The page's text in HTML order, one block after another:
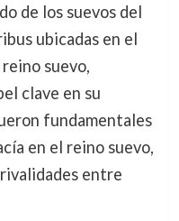
de los suevos del
ubicadas en el
suevo,
clave en su
fundamentales
en el reino suevo,
entre